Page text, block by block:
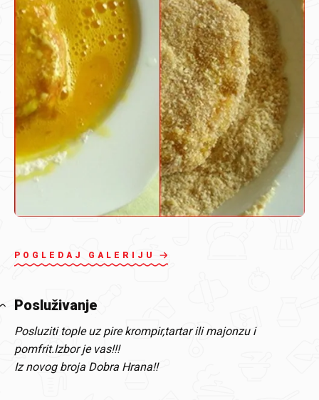
POGLEDAJ GALERIJU
Posluživanje
Posluziti tople uz pire krompir,tartar ili majonzu i
pomfrit.Izbor je vas!!!
Iz novog broja Dobra Hrana!!